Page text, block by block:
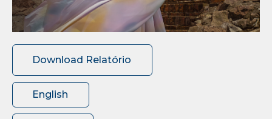
Download Relatório
English